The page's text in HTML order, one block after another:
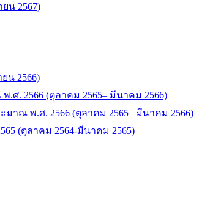
น 2567)
น 2566)
. 2566 (ตุลาคม 2565– มีนาคม 2566)
าณ พ.ศ. 2566 (ตุลาคม 2565– มีนาคม 2566)
(ตุลาคม 2564-มีนาคม 2565)